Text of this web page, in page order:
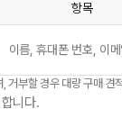
항목
이름, 휴대폰 번호, 이
거부할 경우 대량 구매 견
니다.